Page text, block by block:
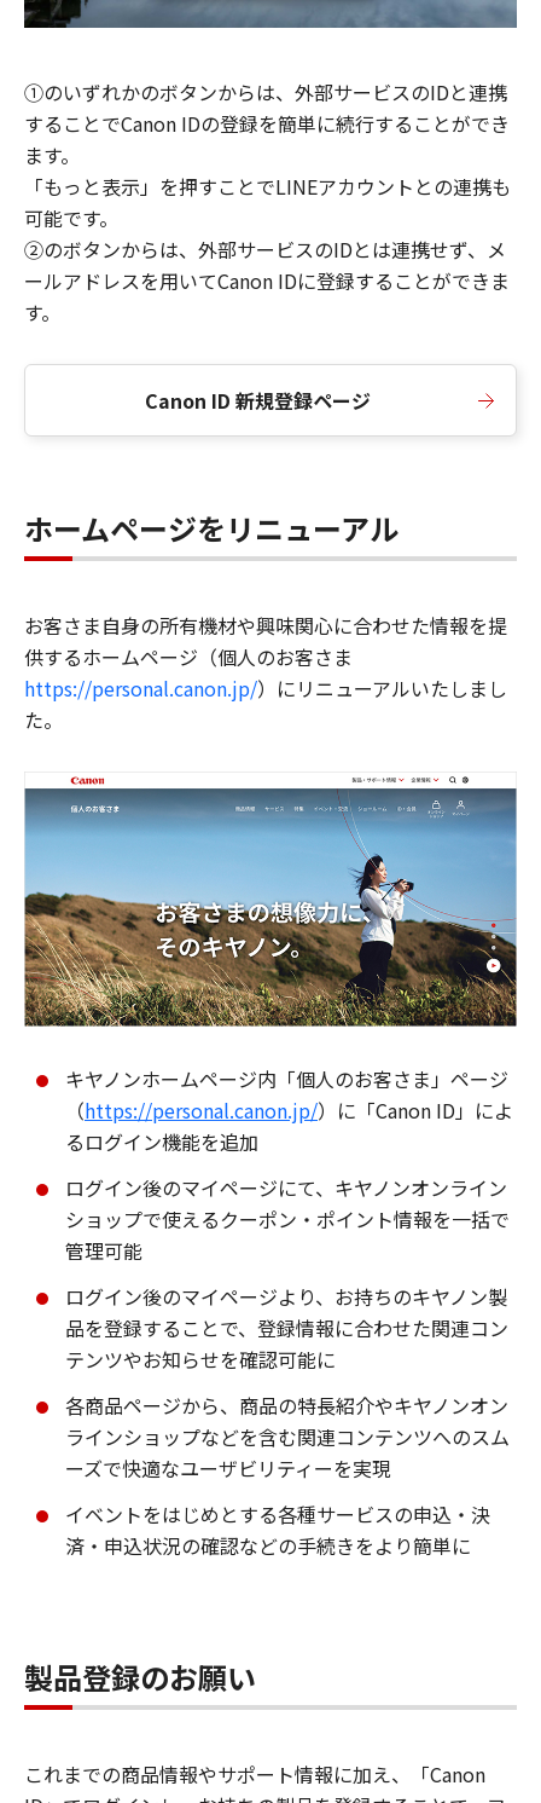
①のいずれかのボタンからは、外部サービスのIDと連携
することでCanon IDの登録を簡単に続行することができ
ます。
「もっと表示」を押すことでLINEアカウントとの連携も
可能です。
②のボタンからは、外部サービスのIDとは連携せず、メ
ールアドレスを用いてCanon IDに登録することができま
す。
Canon ID 新規登録ページ
ホームページをリニューアル
お客さま自身の所有機材や興味関心に合わせた情報を提
供するホームページ（個人のお客さま
https://personal.canon.jp/）にリニューアルいたしまし
た。
キヤノンホームページ内「個人のお客さま」ページ
（https://personal.canon.jp/）に「Canon ID」によ
るログイン機能を追加
ログイン後のマイページにて、キヤノンオンライン
ショップで使えるクーポン・ポイント情報を一括で
管理可能
ログイン後のマイページより、お持ちのキヤノン製
品を登録することで、登録情報に合わせた関連コン
テンツやお知らせを確認可能に
各商品ページから、商品の特長紹介やキヤノンオン
ラインショップなどを含む関連コンテンツへのスム
ーズで快適なユーザビリティーを実現
イベントをはじめとする各種サービスの申込・決
済・申込状況の確認などの手続きをより簡単に
製品登録のお願い
これまでの商品情報やサポート情報に加え、「Canon